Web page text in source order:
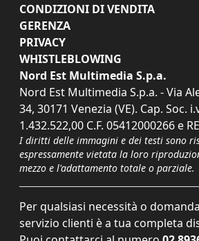
CONDIZIONI DI VENDITA
GERENZA
PRIVACY
WHISTLEBLOWING
Nord Est Multimedia S.p.a.
Nord Est Multimedia S.p.a. - Via
34, 30171 Venezia (VE). Cap. Soc.
1.432.522,00 C.F. 05412000266 e
I diritti delle immagini e dei testi sono
espressamente vietata la loro
mezzo e l'adattamento totale o parziale.
Per qualsiasi necessità o
servizio clienti è a tua completa